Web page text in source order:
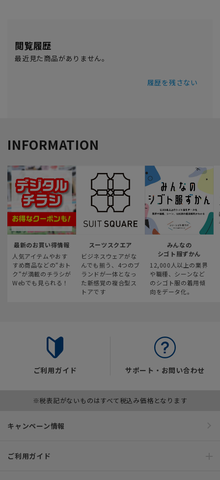
閲覧履歴
最近見た商品がありません。
履歴を残さない
INFORMATION
最新のお買い得情報
人気アイテムやおす
すめ商品などの“おト
ク“が満載のチラシが
Webでも見られる！
スーツスクエア
ビジネスウェアがな
んでも揃う、4つのブ
ランドが一体となっ
た新感覚の複合型ス
トアです
みんなの
シゴト服ずかん
12,000人以上の業界
や職種、シーンなど
のシゴト服の着用傾
向をデータ化。
ご利用ガイド サポート・お問い合わせ
※税表記がないものはすべて税込み価格となります
キャンペーン情報
ご利用ガイド